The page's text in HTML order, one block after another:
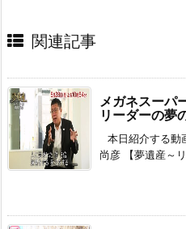
関連記事
メガネスーパ
リーダーの夢
本日紹介する動
尚彦 【夢遺産～